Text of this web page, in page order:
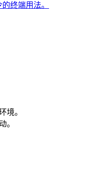
终端用法。
境。
。